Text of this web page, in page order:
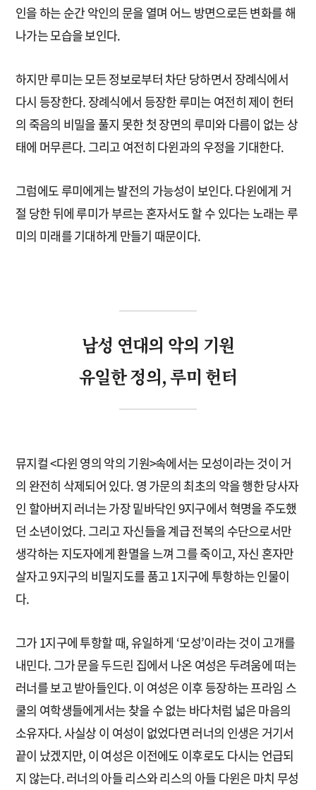
인을 하는 순간 악인의 문을 열며 어느 방면으로든 변화를 해
나가는 모습을 보인다.
하지만 루미는 모든 정보로부터 차단 당하면서 장례식에서
다시 등장한다. 장례식에서 등장한 루미는 여전히 제이 헌터
의 죽음의 비밀을 풀지 못한 첫 장면의 루미와 다름이 없는 상
태에 머무른다. 그리고 여전히 다윈과의 우정을 기대한다.
그럼에도 루미에게는 발전의 가능성이 보인다. 다윈에게 거
절 당한 뒤에 루미가 부르는 혼자서도 할 수 있다는 노래는 루
미의 미래를 기대하게 만들기 때문이다.
남성 연대의 악의 기원
유일한 정의, 루미 헌터
뮤지컬 <다윈 영의 악의 기원>속에서는 모성이라는 것이 거
의 완전히 삭제되어 있다. 영 가문의 최초의 악을 행한 당사자
인 할아버지 러너는 가장 밑바닥인 9지구에서 혁명을 주도했
던 소년이었다. 그리고 자신들을 계급 전복의 수단으로서만
생각하는 지도자에게 환멸을 느껴 그를 죽이고, 자신 혼자만
살자고 9지구의 비밀지도를 품고 1지구에 투항하는 인물이
다.
그가 1지구에 투항할 때, 유일하게 ‘모성’이라는 것이 고개를
내민다. 그가 문을 두드린 집에서 나온 여성은 두려움에 떠는
러너를 보고 받아들인다. 이 여성은 이후 등장하는 프라임 스
쿨의 여학생들에게서는 찾을 수 없는 바다처럼 넓은 마음의
소유자다. 사실상 이 여성이 없었다면 러너의 인생은 거기서
끝이 났겠지만, 이 여성은 이전에도 이후로도 다시는 언급되
지 않는다. 러너의 아들 리스와 리스의 아들 다윈은 마치 무성